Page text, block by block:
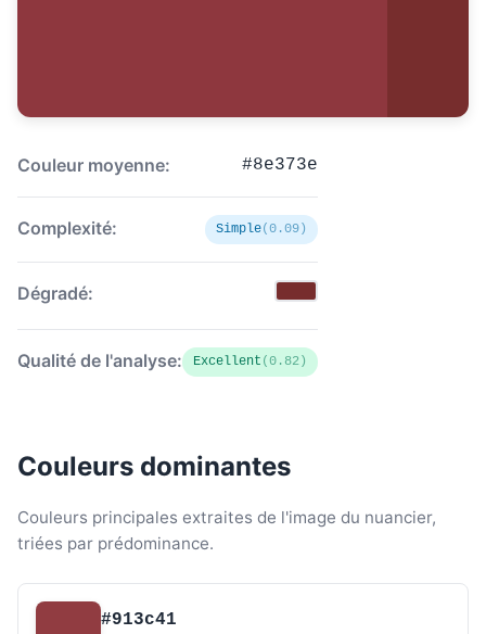
Couleur moyenne: #8e373e
Complexité: Simple(0.09)
Dégradé:
Qualité de l'analyse: Excellent (0.82)
Couleurs dominantes
Couleurs principales extraites de l'image du nuancier,
triées par prédominance.
#913c41